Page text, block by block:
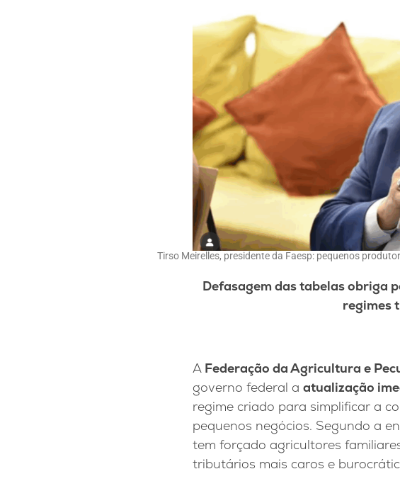
Tirso Meirelles, presidente da Faesp: pequenos
Defasagem das tabelas obriga
regimes
A Federação da Agricultura e
governo federal a atualização
regime criado para simplificar a
pequenos negócios. Segundo a
tem forçado agricultores
tributários mais caros e